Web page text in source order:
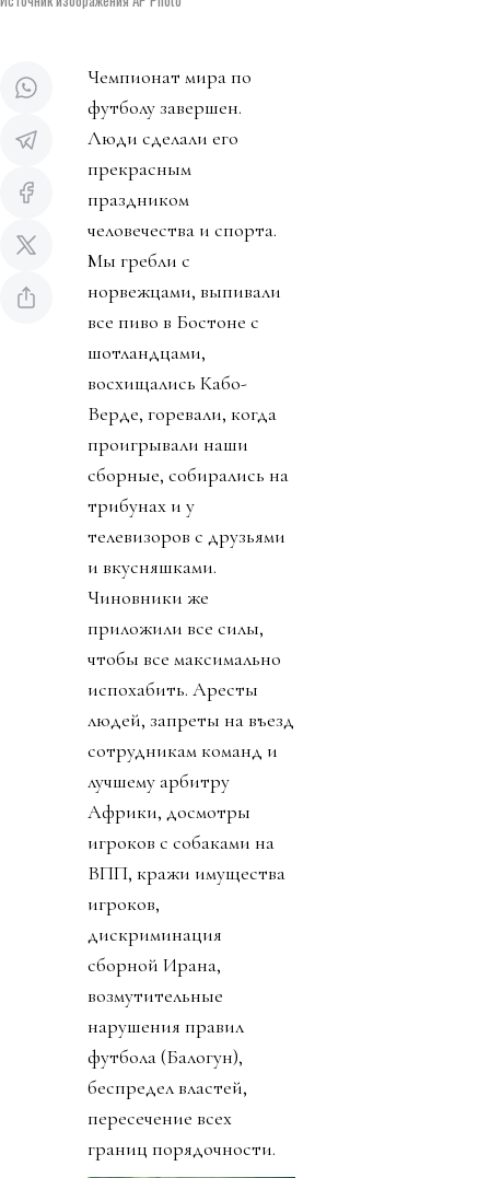
Чемпионат мира по
футболу завершен.
Люди сделали его
прекрасным
праздником
человечества и спорта.
Мы гребли с
норвежцами, выпивали
все пиво в Бостоне с
шотландцами,
восхищались Кабо-
Верде, горевали, когда
проигрывали наши
сборные, собирались на
трибунах и у
телевизоров с друзьями
и вкусняшками.
Чиновники же
приложили все силы,
чтобы все максимально
испохабить. Аресты
людей, запреты на въезд
сотрудникам команд и
лучшему арбитру
Африки, досмотры
игроков с собаками на
ВПП, кражи имущества
игроков,
дискриминация
сборной Ирана,
возмутительные
нарушения правил
футбола (Балогун),
беспредел властей,
пересечение всех
границ порядочности.